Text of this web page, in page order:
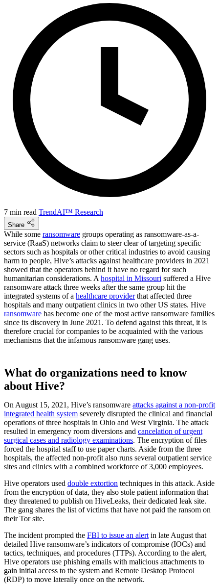
7 min read TrendAI™ Research
Share
While some ransomware groups operating as ransomware-as-a-
service (RaaS) networks claim to steer clear of targeting specific
sectors such as hospitals or other critical industries to avoid causing
harm to people, Hive’s attacks against healthcare providers in 2021
showed that the operators behind it have no regard for such
humanitarian considerations. A hospital in Missouri suffered a Hive
ransomware attack three weeks after the same group hit the
integrated systems of a healthcare providerthat affected three
hospitals and many outpatient clinics in two other US states. Hive
ransomware has become one of the most active ransomware families
since its discovery in June 2021. To defend against this threat, it is
therefore crucial for companies to be acquainted with the various
mechanisms that the infamous ransomware gang uses.
What do organizations need to know
about Hive?
On August 15, 2021, Hive’s ransomware attacks against a non-profit
integrated health system severely disrupted the clinical and financial
operations of three hospitals in Ohio and West Virginia. The attack
resulted in emergency room diversions and cancelation of urgent
surgical cases and radiology examinations. The encryption of files
forced the hospital staff to use paper charts. Aside from the three
hospitals, the affected non-profit also runs several outpatient service
sites and clinics with a combined workforce of 3,000 employees.
Hive operators used double extortion techniques in this attack. Aside
from the encryption of data, they also stole patient information that
they threatened to publish on HiveLeaks, their dedicated leak site.
The gang shares the list of victims that have not paid the ransom on
their Tor site.
The incident prompted the FBI to issue an alert in late August that
detailed Hive ransomware’s indicators of compromise (IOCs) and
tactics, techniques, and procedures (TTPs). According to the alert,
Hive operators use phishing emails with malicious attachments to
gain initial access to the system and Remote Desktop Protocol
(RDP) to move laterally once on the network.